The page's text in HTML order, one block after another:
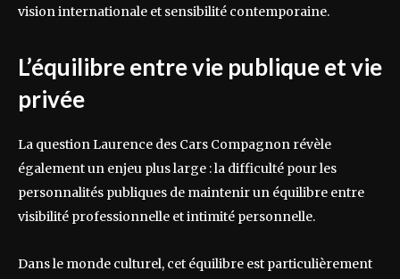
vision internationale et sensibilité contemporaine.
L’équilibre entre vie publique et vie
privée
La question Laurence des Cars Compagnon révèle
également un enjeu plus large : la difficulté pour les
personnalités publiques de maintenir un équilibre entre
visibilité professionnelle et intimité personnelle.
Dans le monde culturel, cet équilibre est particulièrement